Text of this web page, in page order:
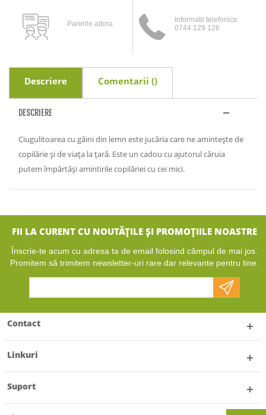
Parerile altora
Informatii telefonice:
0744 129 126
Descriere Comentarii ()
DESCRIERE
Ciugulitoarea cu găini din lemn este jucăria care ne amintește de
copilărie și de viața la țară. Este un cadou cu ajutorul căruia
putem împărtăși amintirile copilăriei cu cei mici.
FII LA CURENT CU NOUTĂȚILE ȘI PROMOȚIILE NOASTRE
Înscrie-te acum cu adresa ta de email folosind câmpul de mai jos.
Promitem să trimitem newsletter-uri rare dar relevante pentru tine.
Contact
Linkuri
Suport